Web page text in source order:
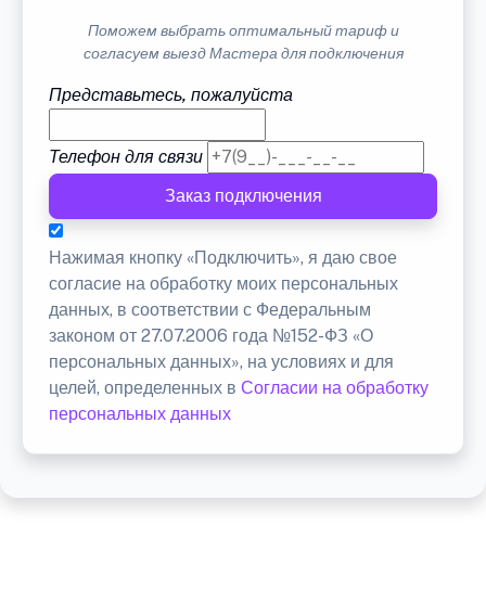
Поможем выбрать оптимальный тариф и
согласуем выезд Мастера для подключения
Представьтесь, пожалуйста
Телефон для связи
Заказ подключения
Нажимая кнопку «Подключить», я даю свое
согласие на обработку моих персональных
данных, в соответствии с Федеральным
законом от 27.07.2006 года №152-ФЗ «О
персональных данных», на условиях и для
целей, определенных в Согласии на обработку
персональных данных